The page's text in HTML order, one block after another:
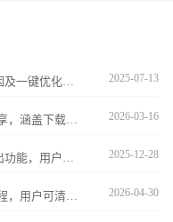
2025-07-13
2026-03-16
2025-12-28
2026-04-30